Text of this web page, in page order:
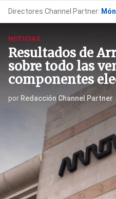
Directores Channel Partner:
NOTICIAS
Resultados de
sobre todo las
componentes
por Redacción Channel Partner